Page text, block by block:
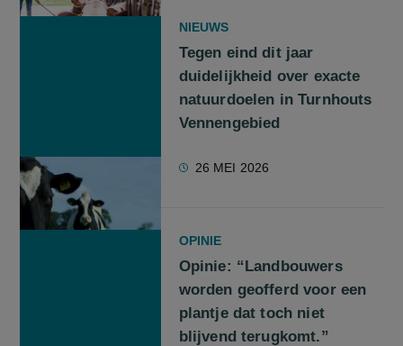
NIEUWS
Tegen eind dit jaar
duidelijkheid over exacte
natuurdoelen in Turnhouts
Vennengebied
26 MEI 2026
OPINIE
Opinie: “Landbouwers
worden geofferd voor een
plantje dat toch niet
blijvend terugkomt.”